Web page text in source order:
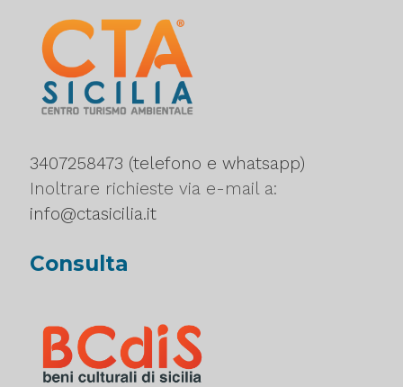
3407258473 (telefono e whatsapp)
Inoltrare richieste via e-mail a:
info@ctasicilia.it
Consulta